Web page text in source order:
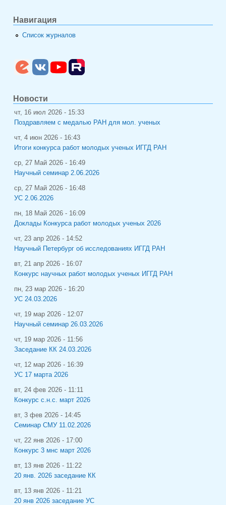
Навигация
Список журналов
Новости
чт, 16 июл 2026 - 15:33
Поздравляем с медалью РАН для мол. ученых
чт, 4 июн 2026 - 16:43
Итоги конкурса работ молодых ученых ИГГД РАН
ср, 27 Май 2026 - 16:49
Научный семинар 2.06.2026
ср, 27 Май 2026 - 16:48
УС 2.06.2026
пн, 18 Май 2026 - 16:09
Доклады Конкурса работ молодых ученых 2026
чт, 23 апр 2026 - 14:52
Научный Петербург об исследованиях ИГГД РАН
вт, 21 апр 2026 - 16:07
Конкурс научных работ молодых ученых ИГГД РАН
пн, 23 мар 2026 - 16:20
УС 24.03.2026
чт, 19 мар 2026 - 12:07
Научный семинар 26.03.2026
чт, 19 мар 2026 - 11:56
Заседание КК 24.03.2026
чт, 12 мар 2026 - 16:39
УС 17 марта 2026
вт, 24 фев 2026 - 11:11
Конкурс с.н.с. март 2026
вт, 3 фев 2026 - 14:45
Семинар СМУ 11.02.2026
чт, 22 янв 2026 - 17:00
Конкурс 3 мнс март 2026
вт, 13 янв 2026 - 11:22
20 янв. 2026 заседание КК
вт, 13 янв 2026 - 11:21
20 янв 2026 заседание УС